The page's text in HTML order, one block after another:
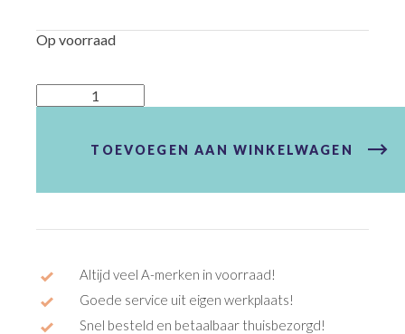
Op voorraad
Simson
TOEVOEGEN AAN WINKELWAGEN
Altijd veel A-merken in voorraad!
Goede service uit eigen werkplaats!
Snel besteld en betaalbaar thuisbezorgd!